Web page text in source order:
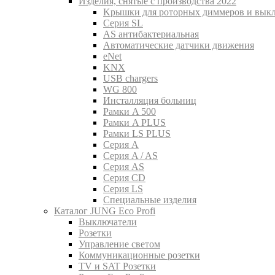
Kрышки для роторных диммеров и
Серия SL
AS антибактериальная
Aвтоматические датчики движения
eNet
KNX
USB chargers
WG 800
Инсталляция больниц
Рамки A 500
Рамки A PLUS
Рамки LS PLUS
Серия A
Серия A / AS
Серия AS
Серия CD
Серия LS
Специальные изделия
Каталог JUNG Eco Profi
Выключатели
Розетки
Управление светом
Коммуникационные розетки
TV и SAT Розетки